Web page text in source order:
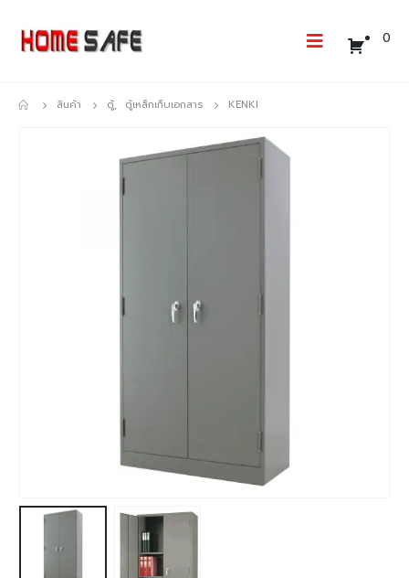
0
สินค้า ตู้, ตู้เหล็กเก็บเอกสาร KENKI